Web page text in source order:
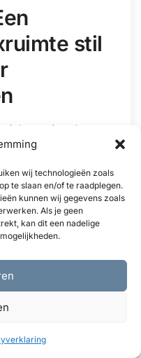
wij technologieën zoals
te slaan en/of te raadplegen.
kunnen wij gegevens zoals
Als je geen
kan dit een nadelige
stil
workstation
een constante
in een rack. Nadat
een
en voorzien van
plenum-baffel
de kast, waardoor
in de